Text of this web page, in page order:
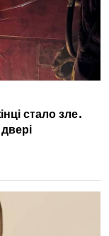
стало зле.